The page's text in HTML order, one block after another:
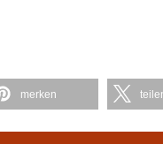
merken